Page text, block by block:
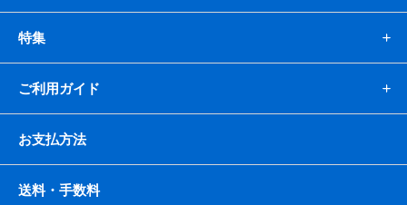
特集
ご利用ガイド
お支払方法
送料・手数料